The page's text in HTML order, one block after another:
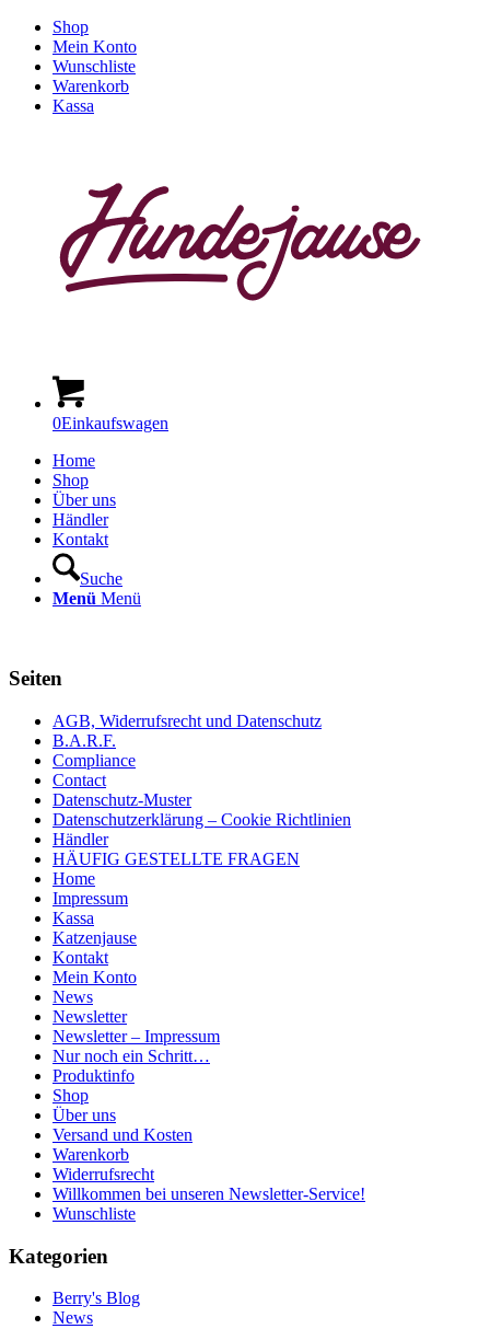
Shop
Mein Konto
Wunschliste
Warenkorb
Kassa
0Einkaufswagen
Home
Shop
Über uns
Händler
Kontakt
Suche
Menü Menü
Seiten
AGB, Widerrufsrecht und Datenschutz
B.A.R.F.
Compliance
Contact
Datenschutz-Muster
Datenschutzerklärung – Cookie Richtlinien
Händler
HÄUFIG GESTELLTE FRAGEN
Home
Impressum
Kassa
Katzenjause
Kontakt
Mein Konto
News
Newsletter
Newsletter – Impressum
Nur noch ein Schritt…
Produktinfo
Shop
Über uns
Versand und Kosten
Warenkorb
Widerrufsrecht
Willkommen bei unseren Newsletter-Service!
Wunschliste
Kategorien
Berry's Blog
News